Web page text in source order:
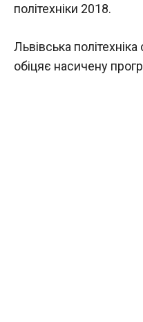
політехніки 2018.
Львівська
обіцяє насичену